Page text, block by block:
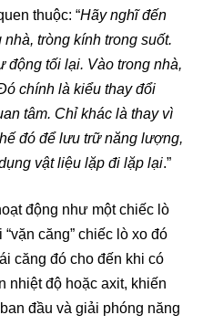
thuộc: “Hãy nghĩ đến
tròng kính trong suốt.
động tối lại. Vào trong nhà,
chính là kiểu thay đổi
tâm. Chỉ khác là thay vì
đó để lưu trữ năng lượng,
vật liệu lặp đi lặp lại.”
động như một chiếc lò
căng” chiếc lò xo đó
căng đó cho đến khi có
nhiệt độ hoặc axit, khiến
đầu và giải phóng năng